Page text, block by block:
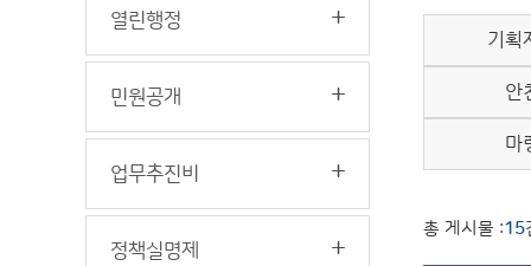
열린행정
민원공개
업무추진비
정책실명제
기획
안
마
총 게시물 :15